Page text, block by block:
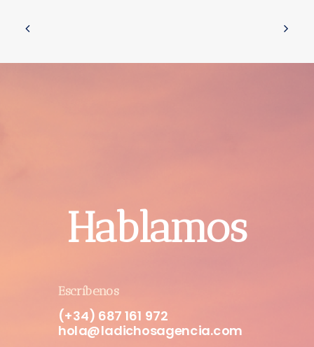
Hablamos
Escríbenos
(+34) 687 161 972
hola@ladichosagencia.com